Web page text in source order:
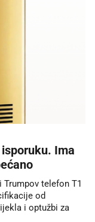
Ima
Trumpov telefon T1
od
i optužbi za